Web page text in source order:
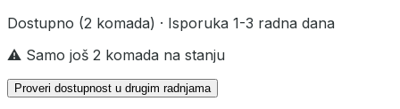
Dostupno (2 komada) · Isporuka 1-3 radna dana
⚠️ Samo još 2 komada na stanju
Proveri dostupnost u drugim radnjama